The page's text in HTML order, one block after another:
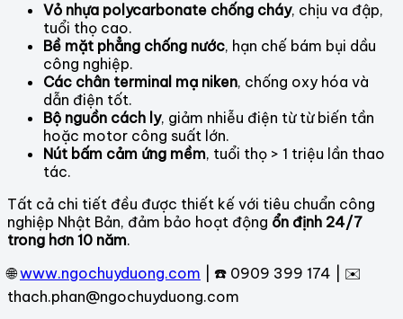
Vỏ nhựa polycarbonate chống cháy, chịu va đập,
tuổi thọ cao.
Bề mặt phẳng chống nước, hạn chế bám bụi dầu
công nghiệp.
Các chân terminal mạ niken, chống oxy hóa và
dẫn điện tốt.
Bộ nguồn cách ly, giảm nhiễu điện từ từ biến tần
hoặc motor công suất lớn.
Nút bấm cảm ứng mềm, tuổi thọ > 1 triệu lần thao
tác.
Tất cả chi tiết đều được thiết kế với tiêu chuẩn công
nghiệp Nhật Bản, đảm bảo hoạt động ổn định 24/7
trong hơn 10 năm.
🌐www.ngochuyduong.com | ☎️ 0909 399 174 | ✉️
thach.phan@ngochuyduong.com